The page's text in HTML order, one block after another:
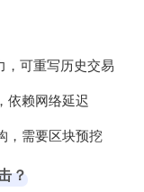
，可重写历史交易
依赖网络延迟
，需要区块预挖
？